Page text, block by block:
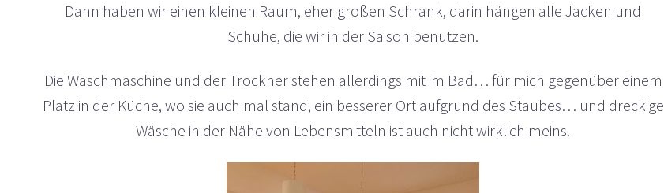
Dann haben wir einen kleinen Raum, eher großen Schrank, darin hängen alle Jacken und
Schuhe, die wir in der Saison benutzen.
Die Waschmaschine und der Trockner stehen allerdings mit im Bad… für mich gegenüber einem
Platz in der Küche, wo sie auch mal stand, ein besserer Ort aufgrund des Staubes… und dreckige
Wäsche in der Nähe von Lebensmitteln ist auch nicht wirklich meins.